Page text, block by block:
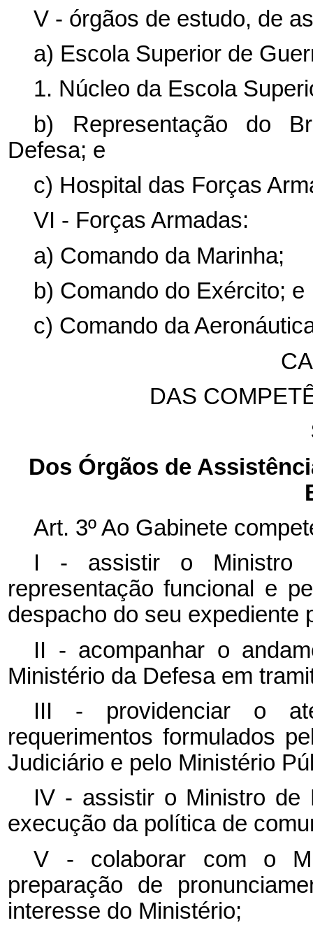
V - órgãos de estudo, de
a) Escola Superior de
1. Núcleo da Escola
b) Representação do
Defesa; e
c) Hospital das Forças
VI - Forças Armadas:
a) Comando da Marinha;
b) Comando do Exército; e
c) Comando da
DAS
Dos Órgãos de
Art. 3º Ao Gabinete
I - assistir o Ministro
representação funcional e
despacho do seu expediente
II - acompanhar o
Ministério da Defesa em
III - providenciar o
requerimentos formulados
Judiciário e pelo Ministério
IV - assistir o Ministro de
execução da política de
V - colaborar com o
preparação de
interesse do Ministério;